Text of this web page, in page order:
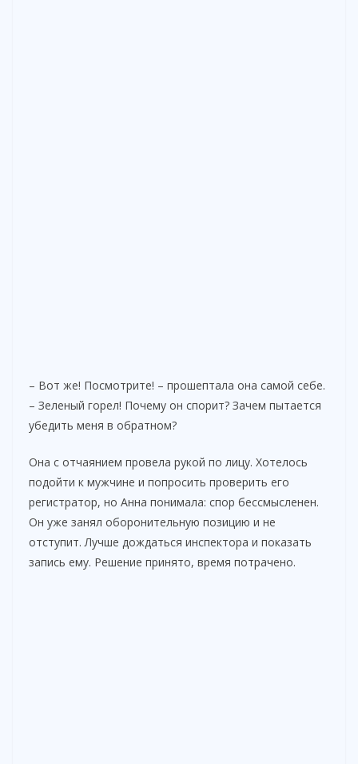
– Вот же! Посмотрите! – прошептала она самой себе.
– Зеленый горел! Почему он спорит? Зачем пытается
убедить меня в обратном?
Она с отчаянием провела рукой по лицу. Хотелось
подойти к мужчине и попросить проверить его
регистратор, но Анна понимала: спор бессмысленен.
Он уже занял оборонительную позицию и не
отступит. Лучше дождаться инспектора и показать
запись ему. Решение принято, время потрачено.